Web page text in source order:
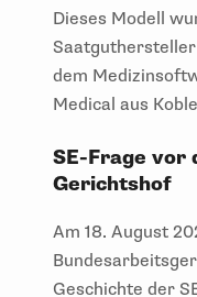
Dieses Modell
Saatguthersteller
dem
Medical aus
SE-Frage vor
Gerichtshof
Am 18. August
Geschichte der